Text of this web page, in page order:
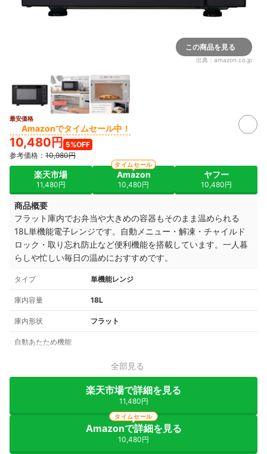
この商品を見る
出典： amazon.co.jp
最安価格
Amazonでタイムセール中！
10,480円 5%OFF
参考価格： 10,980円
楽天市場
11,480円
Amazon
10,480円
タイムセール
ヤフー
10,480円
商品概要
フラット庫内でお弁当や大きめの容器もそのまま温められる
18L単機能電子レンジです。自動メニュー・解凍・チャイルド
ロック・取り忘れ防止など便利機能を搭載しています。一人暮
らしや忙しい毎日の温めにおすすめです。
タイプ 単機能レンジ
庫内容量 18L
庫内形状 フラット
自動あたため機能
全部見る
楽天市場で詳細を見る
11,480円
Amazonで詳細を見る
10,480円
タイムセール